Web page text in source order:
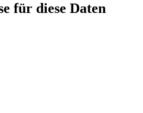
für diese Daten